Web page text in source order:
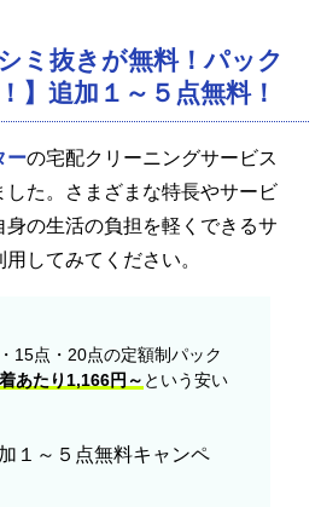
ミ抜きが無料！パック
】追加１～５点無料！
ーの宅配クリーニングサービス
た。さまざまな特長やサービ
身の生活の負担を軽くできるサ
してみてください。
15点・20点の定額制パック
あたり1,166円～ という安い
１～５点無料キャンペ